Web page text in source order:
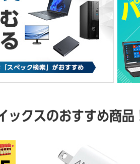
ックスのおすすめ商品